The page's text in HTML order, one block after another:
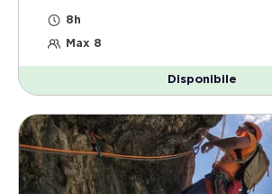
8h
Max 8
Disponibile